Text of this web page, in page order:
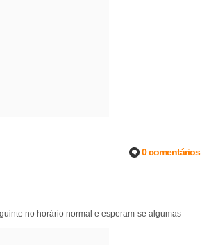
0 comentários
no horário normal e esperam-se algumas